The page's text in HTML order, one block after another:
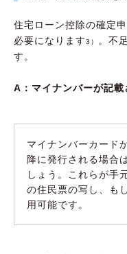
住宅ローン控除の確定
必要になります3）
。不
す。
A：マイナンバーが記
マイナンバーカード
降に発行される場合
しょう。これらが手
の住民票の写し、も
用可能です。